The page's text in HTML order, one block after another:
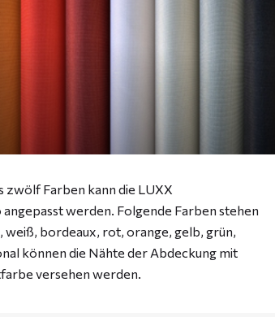
zwölf Farben kann die LUXX
werden. Folgende Farben stehen
weiß, bordeaux, rot, orange, gelb, grün,
können die Nähte der Abdeckung mit
versehen werden.